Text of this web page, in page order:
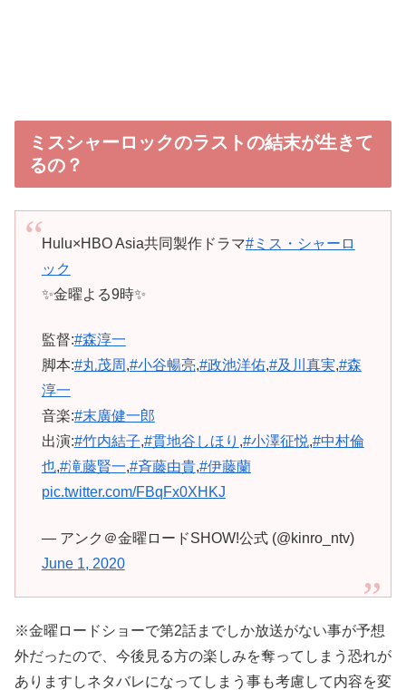
ミスシャーロックのラストの結末が生きて
るの？
Hulu×HBO Asia共同製作ドラマ#ミス・シャーロ
ック
✨金曜よる9時✨
監督:#森淳一
脚本:#丸茂周 ,#小谷暢亮,#政池洋佑,#及川真実,#森
淳一
音楽:#末廣健一郎
出演:#竹内結子,#貫地谷しほり ,#小澤征悦,#中村倫
也,#滝藤賢一,#斉藤由貴,#伊藤蘭
pic.twitter.com/FBqFx0XHKJ
— アンク＠金曜ロードSHOW!公式 (@kinro_ntv)
June 1, 2020
※金曜ロードショーで第2話までしか放送がない事が予想
外だったので、今後見る方の楽しみを奪ってしまう恐れが
ありますしネタバレになってしまう事も考慮して内容を変